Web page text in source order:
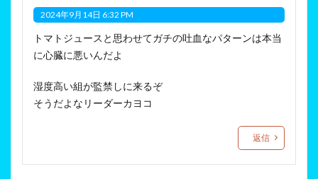
2024年9月14日 6:32 PM
トマトジュースと思わせてガチの吐血なパターンは本当
に心臓に悪いんだよ
湿度高い組が監禁しに来るぞ
そうだよなリーダーカヨコ
返信